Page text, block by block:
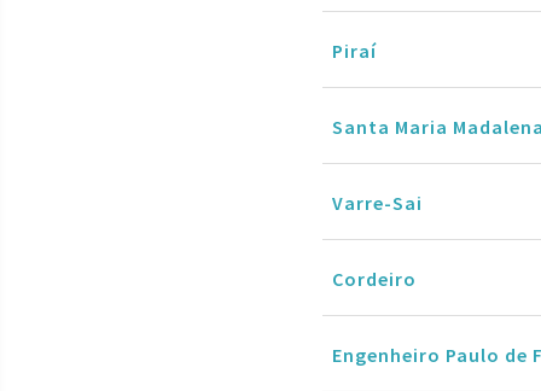
Piraí
Santa Maria Madalena
Varre-Sai
Cordeiro
Engenheiro Paulo de